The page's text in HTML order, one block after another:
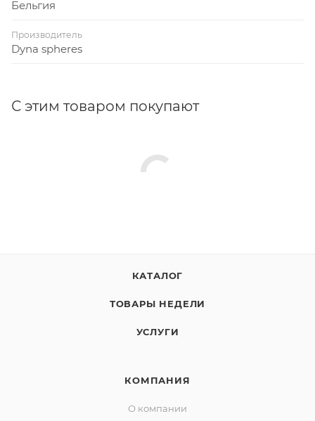
Бельгия
Производитель
Dyna spheres
С этим товаром покупают
КАТАЛОГ
ТОВАРЫ НЕДЕЛИ
УСЛУГИ
КОМПАНИЯ
О компании